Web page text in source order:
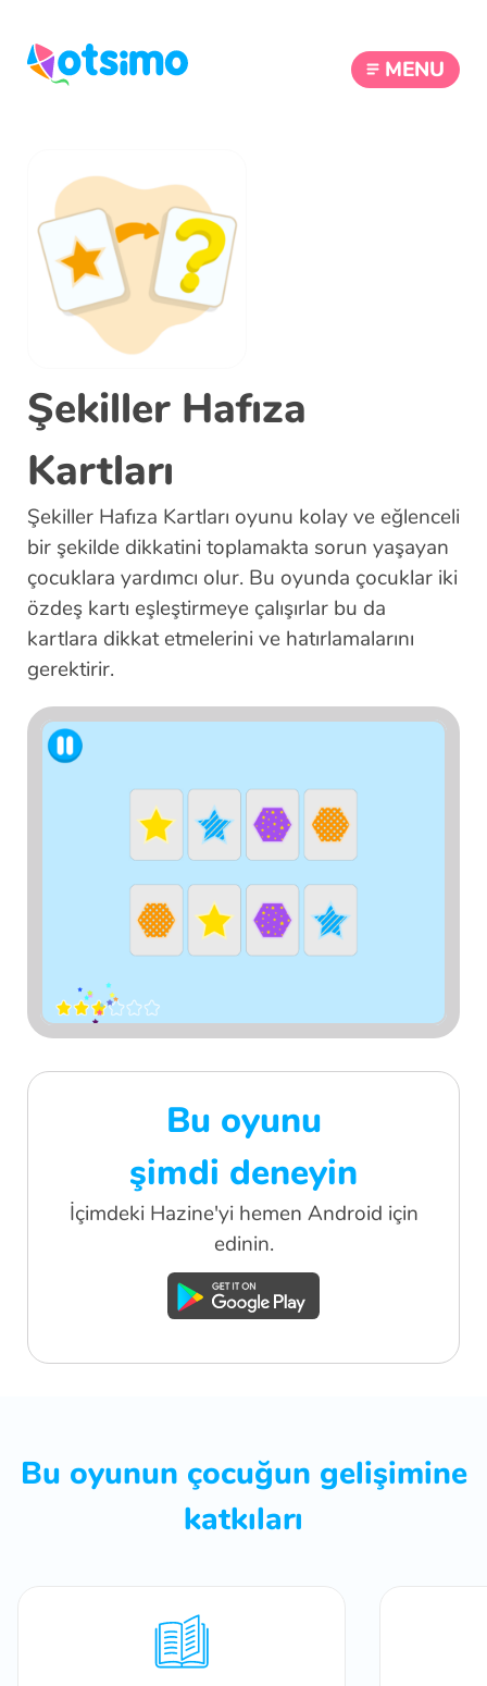
MENU
Şekiller Hafıza
Kartları
Şekiller Hafıza Kartları oyunu kolay ve eğlenceli
bir şekilde dikkatini toplamakta sorun yaşayan
çocuklara yardımcı olur. Bu oyunda çocuklar iki
özdeş kartı eşleştirmeye çalışırlar bu da
kartlara dikkat etmelerini ve hatırlamalarını
gerektirir.
Bu oyunu
şimdi deneyin
İçimdeki Hazine'yi hemen Android için
edinin.
Bu oyunun çocuğun gelişimine
katkıları